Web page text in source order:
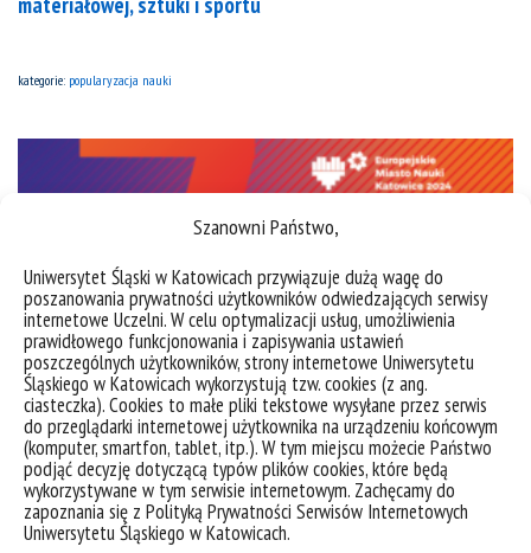
Szanowni Państwo,
Uniwersytet Śląski w Katowicach przywiązuje dużą wagę do
poszanowania prywatności użytkowników odwiedzających serwisy
internetowe Uczelni. W celu optymalizacji usług, umożliwienia
prawidłowego funkcjonowania i zapisywania ustawień
poszczególnych użytkowników, strony internetowe Uniwersytetu
Śląskiego w Katowicach wykorzystują tzw. cookies (z ang.
ciasteczka). Cookies to małe pliki tekstowe wysyłane przez serwis
do przeglądarki internetowej użytkownika na urządzeniu końcowym
(komputer, smartfon, tablet, itp.). W tym miejscu możecie Państwo
podjąć decyzję dotyczącą typów plików cookies, które będą
wykorzystywane w tym serwisie internetowym. Zachęcamy do
zapoznania się z Polityką Prywatności Serwisów Internetowych
Uniwersytetu Śląskiego w Katowicach.
kategorie: popularyzacja nauki
Reprezentacja WNŚiT na 7. Śląskim Festiwalu Nauki
kategorie:popularyzacja nauki